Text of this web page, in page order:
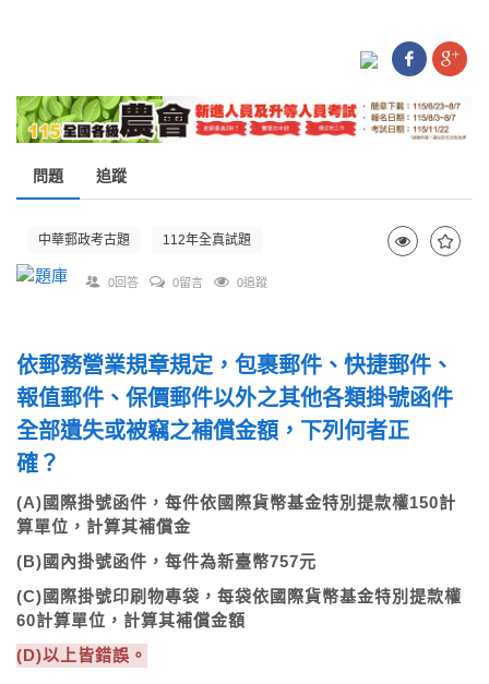
問題 追蹤
中華郵政考古題 112年全真試題
0回答 0留言 0追蹤
依郵務營業規章規定，包裹郵件、快捷郵件、
報值郵件、保價郵件以外之其他各類掛號函件
全部遺失或被竊之補償金額，下列何者正
確？
(A)國際掛號函件，每件依國際貨幣基金特別提款權150計
算單位，計算其補償金
(B)國內掛號函件，每件為新臺幣757元
(C)國際掛號印刷物專袋，每袋依國際貨幣基金特別提款權
60計算單位，計算其補償金額
(D)以上皆錯誤。